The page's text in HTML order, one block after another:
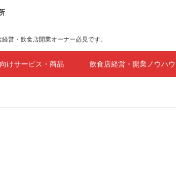
営・飲食店開業オーナー必見です。
けサービス・商品 飲食店経営・開業ノウハウ